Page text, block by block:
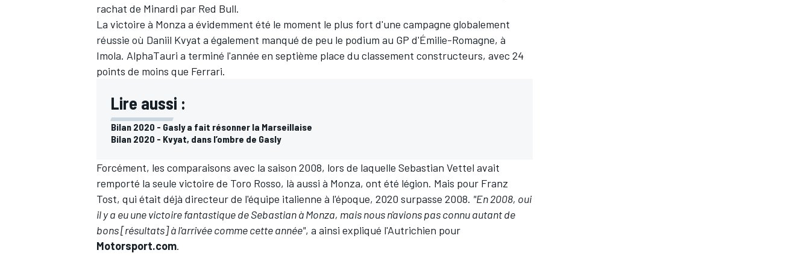
rachat de Minardi par Red Bull.
La victoire à Monza a évidemment été le moment le plus fort d'une campagne globalement
réussie où Daniil Kvyat a également manqué de peu le podium au GP d'Émilie-Romagne, à
Imola. AlphaTauri a terminé l'année en septième place du classement constructeurs, avec 24
points de moins que Ferrari.
Lire aussi :
Bilan 2020 - Gasly a fait résonner la Marseillaise
Bilan 2020 - Kvyat, dans l’ombre de Gasly
Forcément, les comparaisons avec la saison 2008, lors de laquelle Sebastian Vettel avait
remporté la seule victoire de Toro Rosso, là aussi à Monza, ont été légion. Mais pour Franz
Tost, qui était déjà directeur de l'équipe italienne à l'époque, 2020 surpasse 2008. "En 2008, oui
il y a eu une victoire fantastique de Sebastian à Monza, mais nous n'avions pas connu autant de
bons [résultats] à l'arrivée comme cette année", a ainsi expliqué l'Autrichien pour
Motorsport.com.